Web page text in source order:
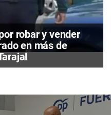
robar y vender
en más de